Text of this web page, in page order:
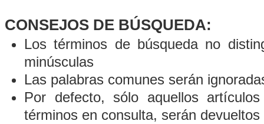
CONSEJOS DE BÚSQUEDA:
Los términos de búsqueda no
minúsculas
Las palabras comunes serán
Por defecto, sólo aquellos
términos en consulta, serán